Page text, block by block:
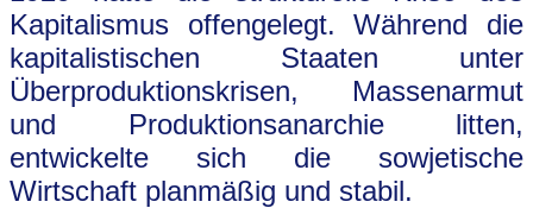
Kapitalismus offengelegt. Während die
kapitalistischen Staaten unter
Überproduktionskrisen, Massenarmut
und Produktionsanarchie litten,
entwickelte sich die sowjetische
Wirtschaft planmäßig und stabil.